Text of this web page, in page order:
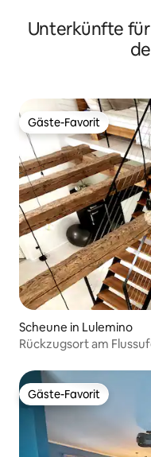
Unterkünfte
Gäste-Favorit
Gäste-Favorit
Scheune in Lulemino
Rückzugsort am
Gäste-Favorit
Gäste-Favorit